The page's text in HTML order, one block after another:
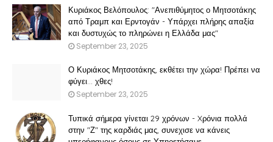
Κυριάκος Βελόπουλος: "Ανεπιθύμητος ο Μητσοτάκης
από Τραμπ και Ερντογάν - Υπάρχει πλήρης απαξία
και δυστυχώς το πληρώνει η Ελλάδα μας"
September 23, 2025
Ο Κυριάκος Μητσοτάκης, εκθέτει την χώρα! Πρέπει να
φύγει… χθες!
September 23, 2025
Τυπικά σήμερα γίνεται 29 χρόνων - Xρόνια πολλά
στην "Ζ" της καρδιάς μας, συνεχισε να κάνεις